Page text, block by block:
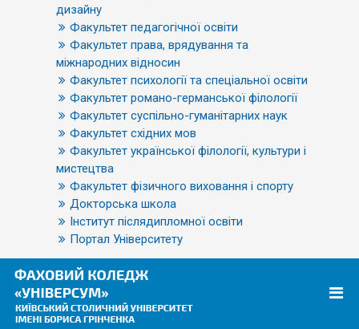
дизайну
Факультет педагогічної освіти
Факультет права, врядування та
міжнародних відносин
Факультет психології та спеціальної освіти
Факультет романо-германської філології
Факультет суспільно-гуманітарних наук
Факультет східних мов
Факультет української філології, культури і
мистецтва
Факультет фізичного виховання і спорту
Докторська школа
Інститут післядипломної освіти
Портал Університету